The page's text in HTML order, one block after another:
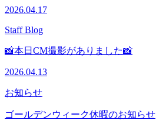
2026.04.17
Staff Blog
📸本日CM撮影がありました📸
2026.04.13
お知らせ
ゴールデンウィーク休暇のお知らせ